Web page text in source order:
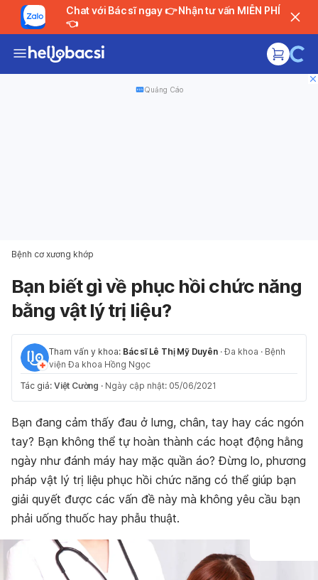
Chat với Bác sĩ ngay 👉 Nhận tư vấn MIỄN PHÍ
👈
Quảng Cáo
Bệnh cơ xương khớp
Bạn biết gì về phục hồi chức năng
bằng vật lý trị liệu?
Tham vấn y khoa: Bác sĩ Lê Thị Mỹ Duyên ·Đa khoa · Bệnh
viện Đa khoa Hồng Ngọc
Tác giả: Việt Cường · Ngày cập nhật: 05/06/2021
Bạn đang cảm thấy đau ở lưng, chân, tay hay các ngón
tay? Bạn không thể tự hoàn thành các hoạt động hằng
ngày như đánh máy hay mặc quần áo? Đừng lo, phương
pháp vật lý trị liệu phục hồi chức năng có thể giúp bạn
giải quyết được các vấn đề này mà không yêu cầu bạn
phải uống thuốc hay phẫu thuật.